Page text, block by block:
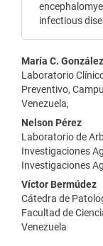
infectious
principal
del
artículo
María C. González
Laboratorio
Preventivo,
Venezuela,
Nelson Pérez
Laboratorio de
Investigaciones
Investigaciones
Víctor Bermúdez
Cátedra de
Facultad de
Venezuela